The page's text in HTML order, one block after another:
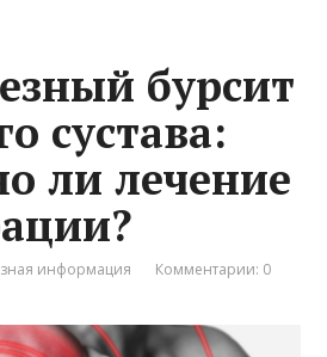
бурсит
сустава:
ли лечение
информация Комментарии: 0